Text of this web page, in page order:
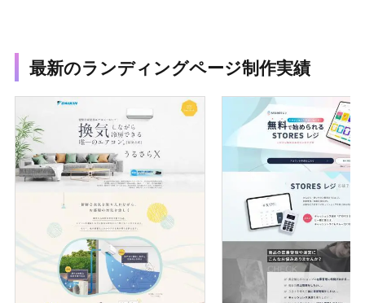
最新のランディングページ制作実績